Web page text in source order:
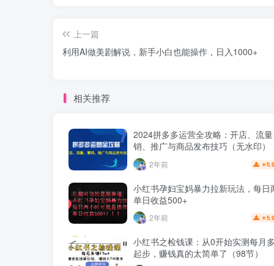
上一篇
利用AI做美剧解说，新手小白也能操作，日入1000+
相关推荐
2024拼多多运营全攻略：开店、流
销、推广与商品发布技巧（无水印）
2年前 ￥5.9
小红书孕妇宝妈暴力拉新玩法，每日
单日收益500+
2年前 ￥5.9
小红书之检钱课：从0开始实测每月
起步，赚钱真的太简单了（98节）